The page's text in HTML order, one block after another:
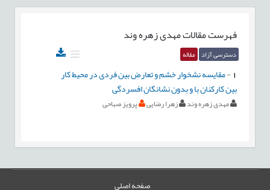
فهرست مقالاتمهدی زهره وند
دسترسی آزاد مقاله
-مقایسه نشخوار خشم و تعارض بین فردی در محیط کار
بین کارکنان با و بدون نشانگان افسردگی
مهدی زهره وند زهرا رضایی پرویز صباحی
صفحه اصلی